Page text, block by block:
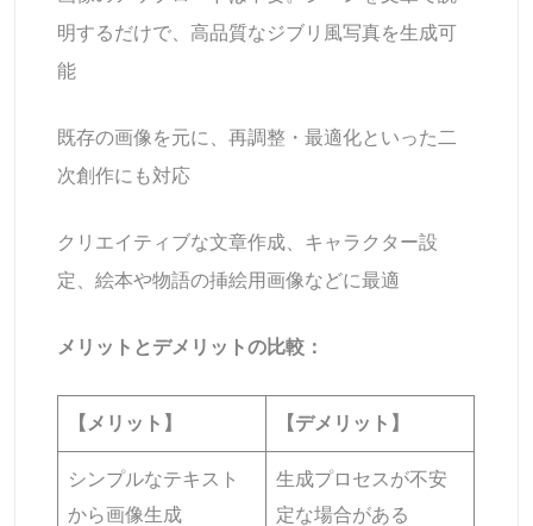
明するだけで、高品質なジブリ風写真を生成可
能
既存の画像を元に、再調整・最適化といった二
次創作にも対応
クリエイティブな文章作成、キャラクター設
定、絵本や物語の挿絵用画像などに最適
メリットとデメリットの比較：
【メリット】 【デメリット】
シンプルなテキスト
から画像生成
生成プロセスが不安
定な場合がある